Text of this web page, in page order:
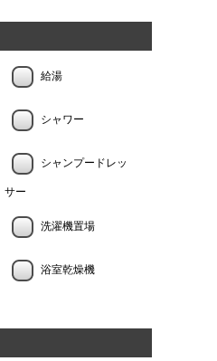
給湯
シャワー
シャンプードレッ
サー
洗濯機置場
浴室乾燥機